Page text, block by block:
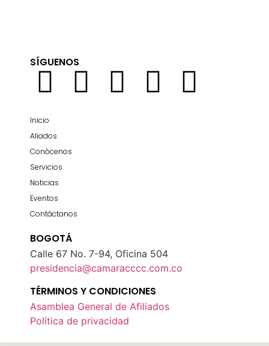
SÍGUENOS
Inicio
Aliados
Conócenos
Servicios
Noticias
Eventos
Contáctanos
BOGOTÁ
Calle 67 No. 7-94, Oficina 504
presidencia@camaracccc.com.co
TÉRMINOS Y CONDICIONES
Asamblea General de Afiliados
Política de privacidad